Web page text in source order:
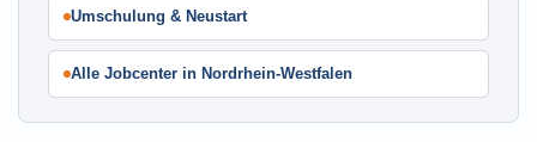
Umschulung & Neustart
Alle Jobcenter in Nordrhein-Westfalen